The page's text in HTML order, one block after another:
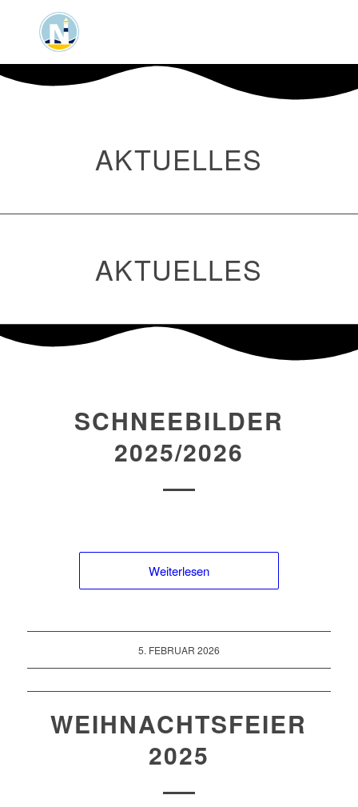
AKTUELLES
AKTUELLES
SCHNEEBILDER
2025/2026
Weiterlesen
5. FEBRUAR 2026
WEIHNACHTSFEIER
2025